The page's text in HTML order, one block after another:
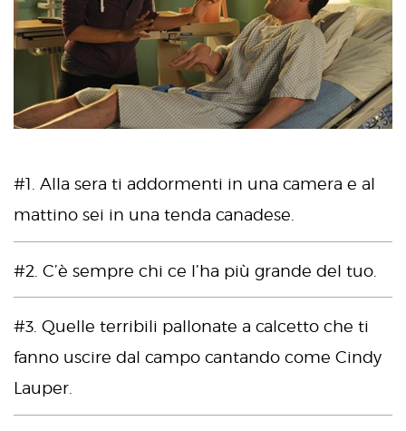
#1. Alla sera ti addormenti in una camera e al
mattino sei in una tenda canadese.
#2. C’è sempre chi ce l’ha più grande del tuo.
#3. Quelle terribili pallonate a calcetto che ti
fanno uscire dal campo cantando come Cindy
Lauper.